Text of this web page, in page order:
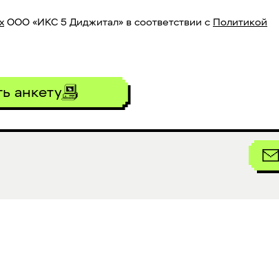
ООО «ИКС 5 Диджитал» в соответствии с Политикой
анкету